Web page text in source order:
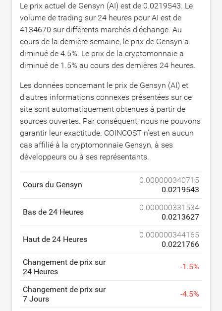
Le prix actuel de Gensyn (AI) est de 0.0219543. Le
volume de trading sur 24 heures pour AI est de
4134670 sur différents marchés d'échange. Au
cours de la dernière semaine, le prix de Gensyn a
diminué de 4.5%. Le prix de la cryptomonnaie a
diminué de 1.5% au cours des dernières 24 heures.
Les données concernant le prix de Gensyn (AI) et
d'autres informations connexes présentées sur ce
site sont automatiquement obtenues à partir de
sources ouvertes. Par conséquent, nous ne pouvons
garantir leur exactitude. COINCOST n'est en aucun
cas affilié à la cryptomonnaie Gensyn, à ses
développeurs ou à ses représentants.
Cours du Gensyn
0.000000340715
0.0219543
Bas de 24 Heures
0.000000331534
0.0213627
Haut de 24 Heures
0.000000344165
0.0221766
Changement de prix sur
24 Heures
-1.5%
Changement de prix sur
7 Jours
-4.5%